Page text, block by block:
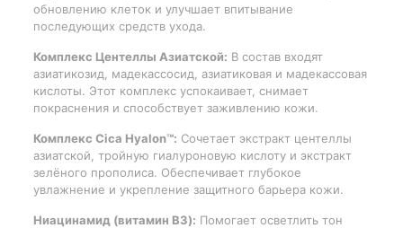
обновлению клеток и улучшает впитывание
последующих средств ухода.
Комплекс Центеллы Азиатской: В состав входят
азиатикозид, мадекассосид, азиатиковая и мадекассовая
кислоты. Этот комплекс успокаивает, снимает
покраснения и способствует заживлению кожи.
Комплекс Cica Hyalon™: Сочетает экстракт центеллы
азиатской, тройную гиалуроновую кислоту и экстракт
зелёного прополиса. Обеспечивает глубокое
увлажнение и укрепление защитного барьера кожи.
Ниацинамид (витамин B3): Помогает осветлить тон